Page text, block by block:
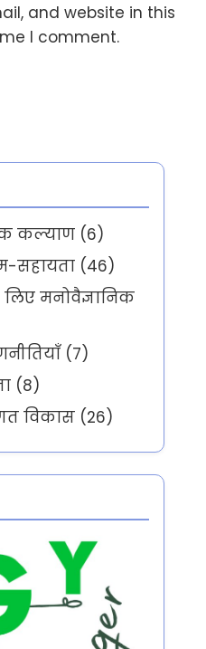
and website in this
I comment.
कल्याण (6)
सहायता (46)
मनोवैज्ञानिक
(7)
(8)
विकास (26)